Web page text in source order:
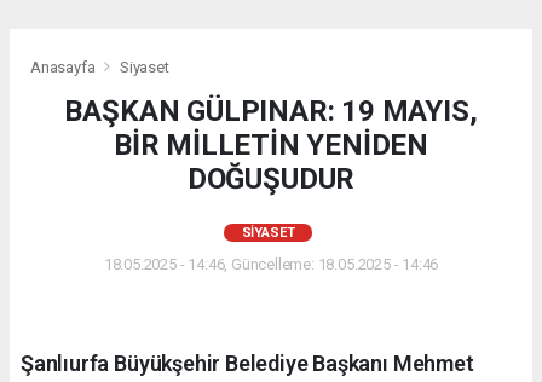
Anasayfa Siyaset
BAŞKAN GÜLPINAR: 19 MAYIS,
BİR MİLLETİN YENİDEN
DOĞUŞUDUR
SIYASET
18.05.2025 - 14:46, Güncelleme: 18.05.2025 - 14:46
Şanlıurfa Büyükşehir Belediye Başkanı Mehmet